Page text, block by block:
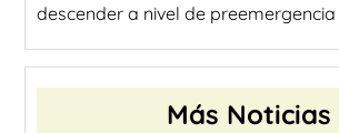
descender a nivel de preemergencia
Más Noticias